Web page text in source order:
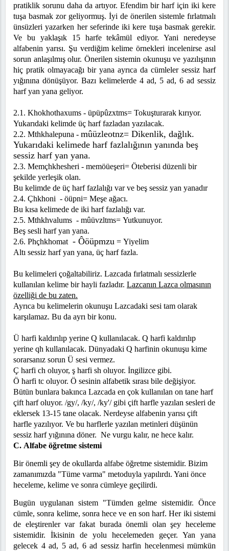
pratiklik sorunu daha da artıyor. Efendim bir harf için iki kere
tuşa basmak zor geliyormuş. İyi de önerilen sistemle fırlatmalı
ünsüzleri yazarken her seferinde iki kere tuşa basmak gerekir.
Ve bu yaklaşık 15 harfe tekâmül ediyor. Yani neredeyse
alfabenin yarısı. Şu verdiğim kelime örnekleri incelenirse asıl
sorun anlaşılmış olur. Önerilen sistemin okunuşu ve yazılışının
hiç pratik olmayacağı bir yana ayrıca da cümleler sessiz harf
yığınına dönüşüyor. Bazı kelimelerde 4 ad, 5 ad, 6 ad sessiz
harf yan yana geliyor.
2.1. Khokhothaxums - üpüpûzxtms= Tokuşturarak kırıyor.
Yukarıdaki kelimde üç harf fazladan yazılacak.
2.2. Mthkhalepuna - mûüzleotnz= Dikenlik, dağlık.
Yukarıdaki kelimede harf fazlalığının yanında beş
sessiz harf yan yana.
2.3. Memçhkhesheri - memöüeşeri= Öteberisi düzenli bir
şekilde yerleşik olan.
Bu kelimde de üç harf fazlalığı var ve beş sessiz yan yanadır
2.4. Çhkhoni - öüpni= Meşe ağacı.
Bu kısa kelimede de iki harf fazlalığı var.
2.5. Mthkhvalums - mûüvzltms= Yutkunuyor.
Beş sesli harf yan yana.
2.6. Phçhkhomat - Ôöüpmzu = Yiyelim
Altı sessiz harf yan yana, üç harf fazla.
Bu kelimeleri çoğaltabiliriz. Lazcada fırlatmalı sessizlerle
kullanılan kelime bir hayli fazladır. Lazcanın Lazca olmasının
özelliği de bu zaten.
Ayrıca bu kelimelerin okunuşu Lazcadaki sesi tam olarak
karşılamaz. Bu da ayrı bir konu.
Ü harfi kaldırılıp yerine Q kullanılacak. Q harfi kaldırılıp
yerine qh kullanılacak. Dünyadaki Q harfinin okunuşu kime
sorarsanız sorun Ü sesi vermez.
Ç harfi ch oluyor, ş harfi sh oluyor. İngilizce gibi.
Ö harfi tc oluyor. Ö sesinin alfabetik sırası bile değişiyor.
Bütün bunlara bakınca Lazcada en çok kullanılan on tane harf
çift harf oluyor. /gy/, /ky/, /ky'/ gibi çift harfle yazılan sesleri de
eklersek 13-15 tane olacak. Nerdeyse alfabenin yarısı çift
harfle yazılıyor. Ve bu harflerle yazılan metinleri düşünün
sessiz harf yığınına döner. Ne vurgu kalır, ne hece kalır.
C. Alfabe öğretme sistemi
Bir önemli şey de okullarda alfabe öğretme sistemidir. Bizim
zamanımızda "Tüme varma" metoduyla yapılırdı. Yani önce
heceleme, kelime ve sonra cümleye geçilirdi.
Bugün uygulanan sistem "Tümden gelme sistemidir. Önce
cümle, sonra kelime, sonra hece ve en son harf. Her iki sistemi
de eleştirenler var fakat burada önemli olan şey heceleme
sistemidir. İkisinin de yolu hecelemeden geçer. Yan yana
gelecek 4 ad, 5 ad, 6 ad sessiz harfin hecelenmesi mümkün